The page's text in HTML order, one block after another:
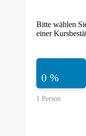
Bitte wählen
einer
0 %